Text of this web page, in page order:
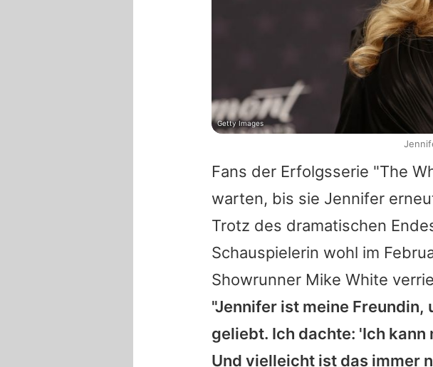
Fans der Erfolgsserie "The
warten, bis sie Jennifer
Trotz des dramatischen
Schauspielerin wohl im
Showrunner Mike White
"Jennifer ist meine Freundin,
geliebt. Ich dachte: 'Ich kann
Und vielleicht ist das immer
Getty Images